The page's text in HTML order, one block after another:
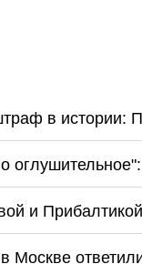
в истории:
и
Москве